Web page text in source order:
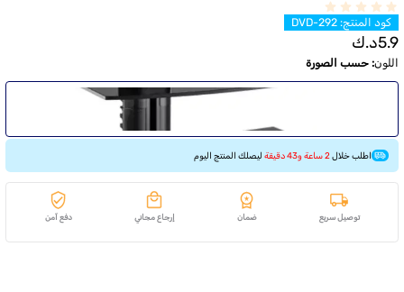
كود المنتج:
DVD-292
5.9د.ك
اللون: حسب الصورة
اطلب خلال 2 ساعة و43 دقيقة ليصلك المنتج اليوم
توصيل سريع ضمان إرجاع مجاني دفع آمن